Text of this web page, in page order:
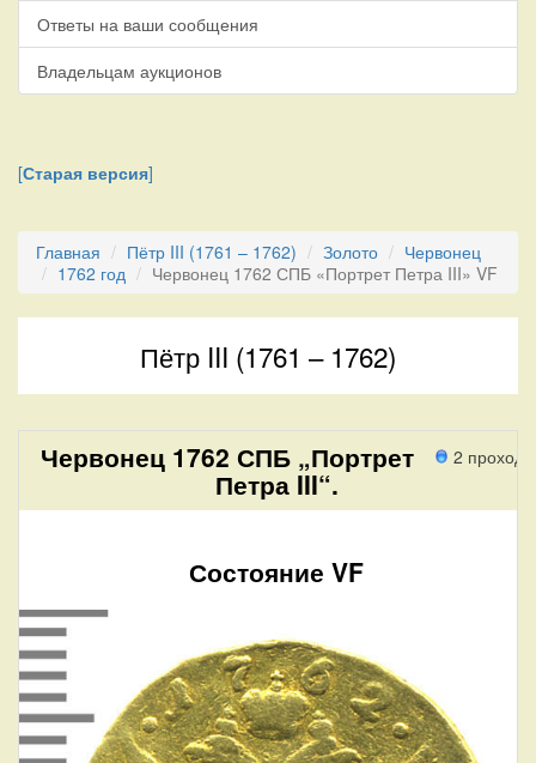
Ответы на ваши сообщения
Владельцам аукционов
[Старая версия]
Главная Пётр III (1761 – 1762) Золото
Червонец
1762 год
Червонец 1762 СПБ «Портрет Петра III» VF
Пётр III (1761 – 1762)
2 прохода
Червонец 1762 СПБ „Портрет
Петра III“.
Состояние VF